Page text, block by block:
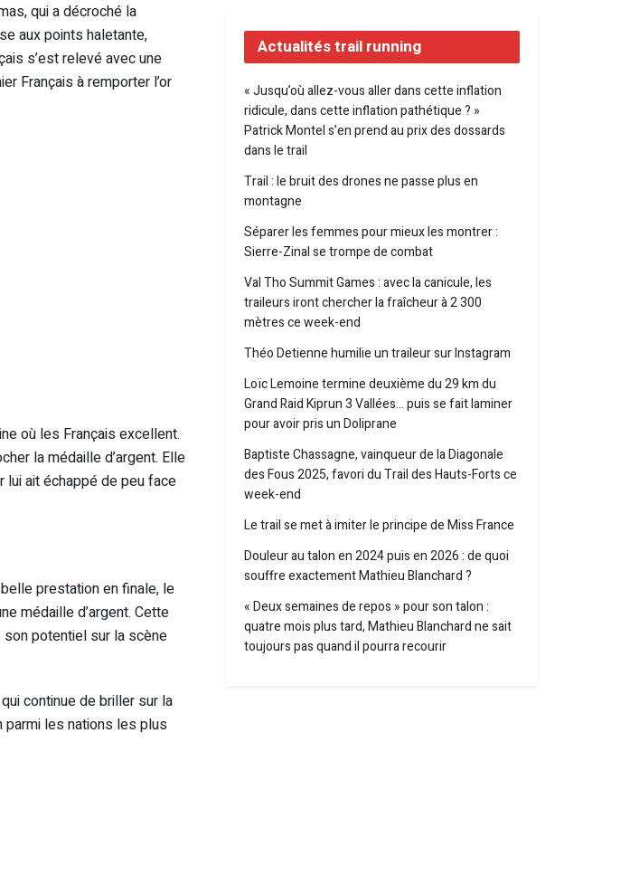
qui a décroché la
aux points haletante,
s’est relevé avec une
Français à remporter l’or
où les Français excellent.
la médaille d’argent. Elle
lui ait échappé de peu face
prestation en finale, le
médaille d’argent. Cette
potentiel sur la scène
continue de briller sur la
parmi les nations les plus
Actualités trail running
« Jusqu’où allez-vous aller dans cette inflation
ridicule, dans cette inflation pathétique ? »
Patrick Montel s’en prend au prix des dossards
dans le trail
Trail : le bruit des drones ne passe plus en
montagne
Séparer les femmes pour mieux les montrer :
Sierre-Zinal se trompe de combat
Val Tho Summit Games : avec la canicule, les
traileurs iront chercher la fraîcheur à 2 300
mètres ce week-end
Théo Detienne humilie un traileur sur Instagram
Loïc Lemoine termine deuxième du 29 km du
Grand Raid Kiprun 3 Vallées… puis se fait laminer
pour avoir pris un Doliprane
Baptiste Chassagne, vainqueur de la Diagonale
des Fous 2025, favori du Trail des Hauts-Forts ce
week-end
Le trail se met à imiter le principe de Miss France
Douleur au talon en 2024 puis en 2026 : de quoi
souffre exactement Mathieu Blanchard ?
« Deux semaines de repos » pour son talon :
quatre mois plus tard, Mathieu Blanchard ne sait
toujours pas quand il pourra recourir